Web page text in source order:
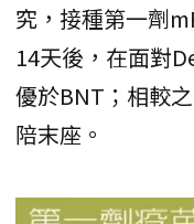
究，接種第一劑
14天後，在面對
優於BNT；相較
陪末座。